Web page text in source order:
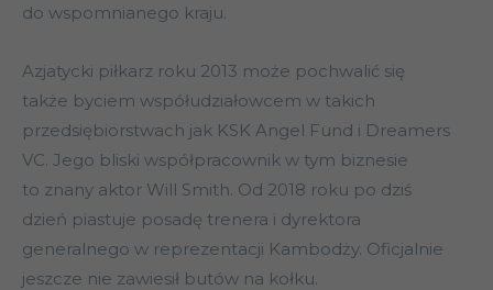
do wspomnianego kraju.
Azjatycki piłkarz roku 2013 może pochwalić się
także byciem współudziałowcem w takich
przedsiębiorstwach jak KSK Angel Fund i Dreamers
VC. Jego bliski współpracownik w tym biznesie
to znany aktor Will Smith. Od 2018 roku po dziś
dzień piastuje posadę trenera i dyrektora
generalnego w reprezentacji Kambodży. Oficjalnie
jeszcze nie zawiesił butów na kołku.